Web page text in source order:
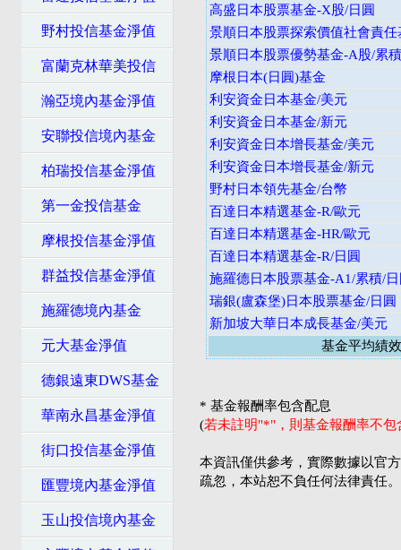
野村投信基金淨值
富蘭克林華美投信
瀚亞境內基金淨值
安聯投信境內基金
柏瑞投信基金淨值
第一金投信基金
摩根投信基金淨值
群益投信基金淨值
施羅德境內基金
元大基金淨值
德銀遠東DWS基金
華南永昌基金淨值
街口投信基金淨值
匯豐境內基金淨值
玉山投信境內基金
高盛日本股票基金-X股/日圓
景順日本股票探索價值社會責
景順日本股票優勢基金-A股/累
摩根日本(日圓)基金
利安資金日本基金/美元
利安資金日本基金/新元
利安資金日本增長基金/美元
利安資金日本增長基金/新元
野村日本領先基金/台幣
百達日本精選基金-R/歐元
百達日本精選基金-HR/歐元
百達日本精選基金-R/日圓
施羅德日本股票基金-A1/累積/
瑞銀(盧森堡)日本股票基金/日圓
新加坡大華日本成長基金/美元
基金平均績效
* 基金報酬率包含配息
(若未註明"*"，則基金報酬率不
本資訊僅供參考，實際數據以官
疏忽，本站恕不負任何法律責任。